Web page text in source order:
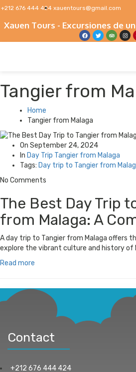
+212 676 444 424 xauentours@gmail.com
Xauen Tours - Excursiones de
Tangier from
Home
Tangier from Malaga
On September 24, 2024
In Day Trip Tangier from Malaga
Tags: Day trip to Tangier from
No Comments
The Best Day Trip
from Malaga: A
A day trip to Tangier from Malaga offers
explore the vibrant culture and history of
Read more
Contact
+212 676 444 424